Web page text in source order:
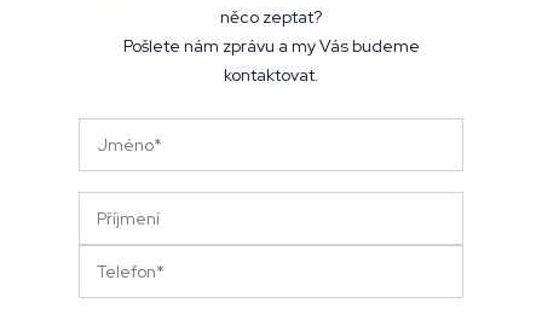
něco zeptat?
Pošlete nám zprávu a my Vás budeme
kontaktovat.